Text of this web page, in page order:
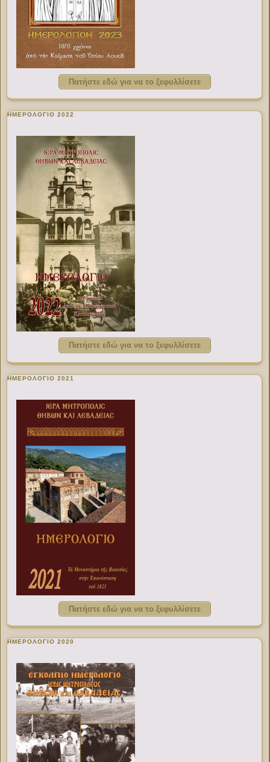
Πατήστε εδώ για να το ξεφυλλίσετε
ΗΜΕΡΟΛΟΓΙΟ 2022
Πατήστε εδώ για να το ξεφυλλίσετε
ΗΜΕΡΟΛΟΓΙΟ 2021
Πατήστε εδώ για να το ξεφυλλίσετε
ΗΜΕΡΟΛΟΓΙΟ 2020